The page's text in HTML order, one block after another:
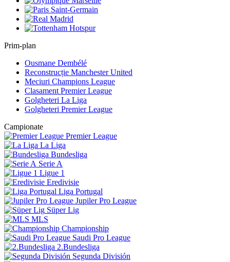
Prim-plan
Ousmane Dembélé
Reconstrucție Manchester United
Meciuri Champions League
Clasament Premier League
Golgheteri La Liga
Golgheteri Premier League
Campionate
Premier League
La Liga
Bundesliga
Serie A
Ligue 1
Eredivisie
Liga Portugal
Jupiler Pro League
Süper Lig
MLS
Championship
Saudi Pro League
2.Bundesliga
Segunda División